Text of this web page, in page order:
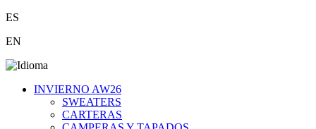
ES
EN
INVIERNO AW26
SWEATERS
CARTERAS